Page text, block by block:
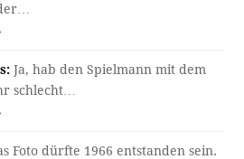
Ja, hab den Spielmann mit dem
schlecht…
Foto dürfte 1966 entstanden sein.